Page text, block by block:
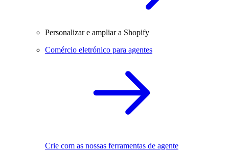
Personalizar e ampliar a Shopify
Comércio eletrónico para agentes
Crie com as nossas ferramentas de agente